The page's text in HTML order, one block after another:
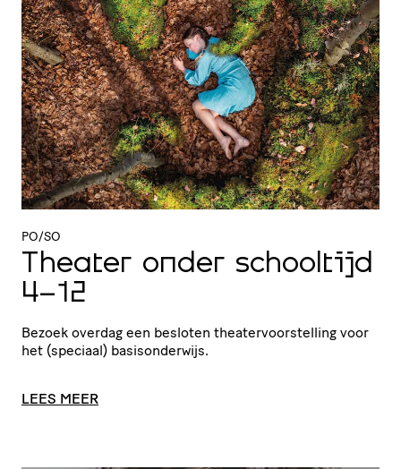
PO/SO
Theater onder schooltijd
4-12
Bezoek overdag een besloten thea­ter­voor­stel­ling voor
het (speciaal) basisonderwijs.
LEES MEER